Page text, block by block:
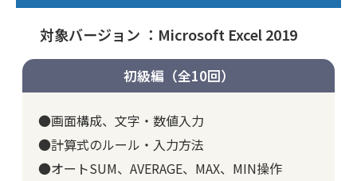
対象バージョン ：Microsoft Excel 2019
初級編（全10回）
●画面構成、文字・数値入力
●計算式のルール・入力方法
●オートSUM、AVERAGE、MAX、MIN操作